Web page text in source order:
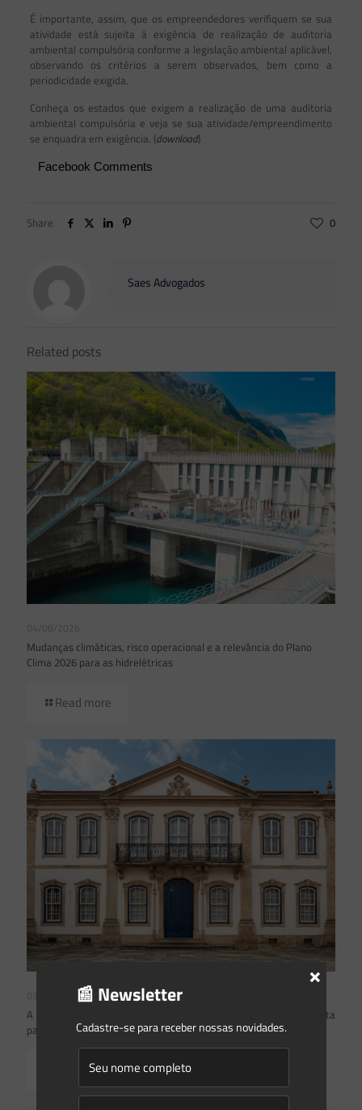
É importante, assim, que os empreendedores verifiquem se sua
atividade está sujeita à exigência de realização de auditoria
ambiental compulsória conforme a legislação ambiental aplicável,
observando os critérios a serem observados, bem como a
periodicidade exigida.
Conheça os estados que exigem a realização de uma auditoria
ambiental compulsória e veja se sua atividade/empreendimento
se enquadra em exigência. (download)
Facebook Comments
Share 0
Saes Advogados
Related posts
04/08/2026
Mudanças climáticas, risco operacional e a relevância do Plano
Clima 2026 para as hidrelétricas
Read more
A inclusão de imóvel em inventário de patrimônio cultural não basta
para impor restrições ao direito de propriedade:
Read more
📰 Newsletter
Cadastre-se para receber nossas novidades.
×